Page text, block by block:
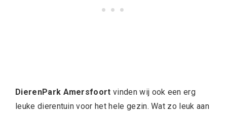
DierenPark Amersfoortvinden wij ook een erg
leuke dierentuin voor het hele gezin. Wat zo leuk aan